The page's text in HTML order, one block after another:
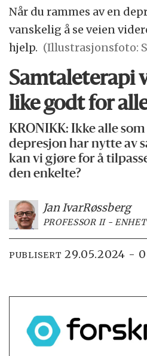
Når du rammes av en
vanskelig å se veien
hjelp. (Illustrasjonsfoto:
Samtaleterapi
like godt for
KRONIKK: Ikke alle
depresjon har nytte av
kan vi gjøre for å
den enkelte?
Jan IvarRøssberg
PROFESSOR II -
PUBLISERT 29.05.2024 -